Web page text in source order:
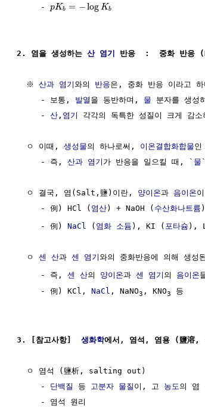
     -
pKb = −log Kb
2. 염을 생성하는 산 염기 반응  :  중화 반응
  ※
산과 염기와의 반응은, 중화 반응 이라고 하
     - 보통,
발열 을 동반하며, 물 분자를 생성
     -
산 , 염기 각각의 독특한 성질이 크게 감소
  ㅇ 이때,
생성물의 하나로써, 이온결합화합물
     - 즉,
산과 염기 가 반응을 일으킬 때, ` 물
  ㅇ 결국, 염(Salt,鹽)이란,
양이온과 음이온
     - 例) HCl (
염산) + NaOH ( 수산화나트륨
     - 例)
NaCl ( 염화 소듐 ), KI ( 포타슘 ),
  ㅇ
센 산과 센 염기와의 중화반응에 의해 생성
     - 즉,
센 산의 양이온과 센 염기 의 음이온
     - 例) KCl,
NaCl , NaNO3 , KNO3 등
3. [참고사항] 생화학에서, 염석, 염용 (鹽
  ㅇ 염석 (鹽析, salting out)
     -
단백질 등 고분자 물질 이, 고 농도의 염
     - 염석 원리